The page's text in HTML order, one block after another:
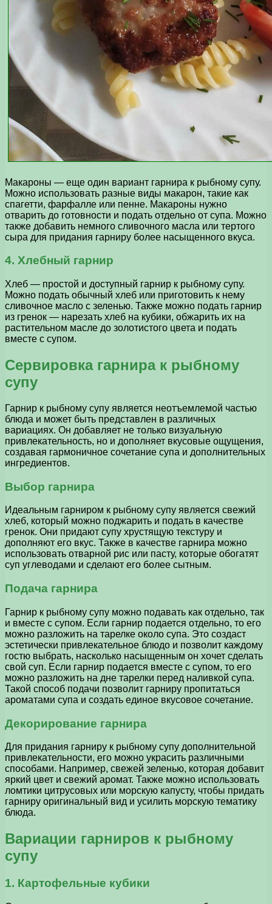
Макароны — еще один вариант гарнира к рыбному супу.
Можно использовать разные виды макарон, такие как
спагетти, фарфалле или пенне. Макароны нужно
отварить до готовности и подать отдельно от супа. Можно
также добавить немного сливочного масла или тертого
сыра для придания гарниру более насыщенного вкуса.
4. Хлебный гарнир
Хлеб — простой и доступный гарнир к рыбному супу.
Можно подать обычный хлеб или приготовить к нему
сливочное масло с зеленью. Также можно подать гарнир
из гренок — нарезать хлеб на кубики, обжарить их на
растительном масле до золотистого цвета и подать
вместе с супом.
Сервировка гарнира к рыбному
супу
Гарнир к рыбному супу является неотъемлемой частью
блюда и может быть представлен в различных
вариациях. Он добавляет не только визуальную
привлекательность, но и дополняет вкусовые ощущения,
создавая гармоничное сочетание супа и дополнительных
ингредиентов.
Выбор гарнира
Идеальным гарниром к рыбному супу является свежий
хлеб, который можно поджарить и подать в качестве
гренок. Они придают супу хрустящую текстуру и
дополняют его вкус. Также в качестве гарнира можно
использовать отварной рис или пасту, которые обогатят
суп углеводами и сделают его более сытным.
Подача гарнира
Гарнир к рыбному супу можно подавать как отдельно, так
и вместе с супом. Если гарнир подается отдельно, то его
можно разложить на тарелке около супа. Это создаст
эстетически привлекательное блюдо и позволит каждому
гостю выбрать, насколько насыщенным он хочет сделать
свой суп. Если гарнир подается вместе с супом, то его
можно разложить на дне тарелки перед наливкой супа.
Такой способ подачи позволит гарниру пропитаться
ароматами супа и создать единое вкусовое сочетание.
Декорирование гарнира
Для придания гарниру к рыбному супу дополнительной
привлекательности, его можно украсить различными
способами. Например, свежей зеленью, которая добавит
яркий цвет и свежий аромат. Также можно использовать
ломтики цитрусовых или морскую капусту, чтобы придать
гарниру оригинальный вид и усилить морскую тематику
блюда.
Вариации гарниров к рыбному
супу
1. Картофельные кубики